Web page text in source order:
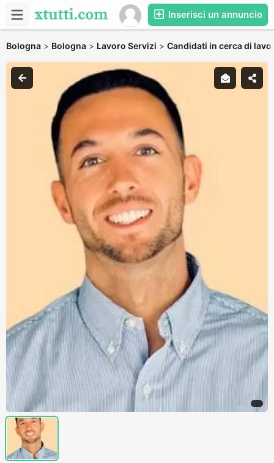
Inserisci un annuncio
Bologna > Bologna > Lavoro Servizi > Candidati in cerca di